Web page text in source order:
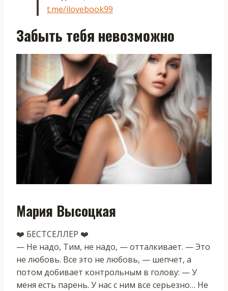
t.me/ilovebook99
Забыть тебя невозможно
Мария Высоцкая
❤️ БЕСТСЕЛЛЕР ❤️
— Не надо, Тим, не надо, — отталкивает. — Это
не любовь. Все это не любовь, — шепчет, а
потом добивает контрольным в голову: — У
меня есть парень. У нас с ним все серьезно… Не